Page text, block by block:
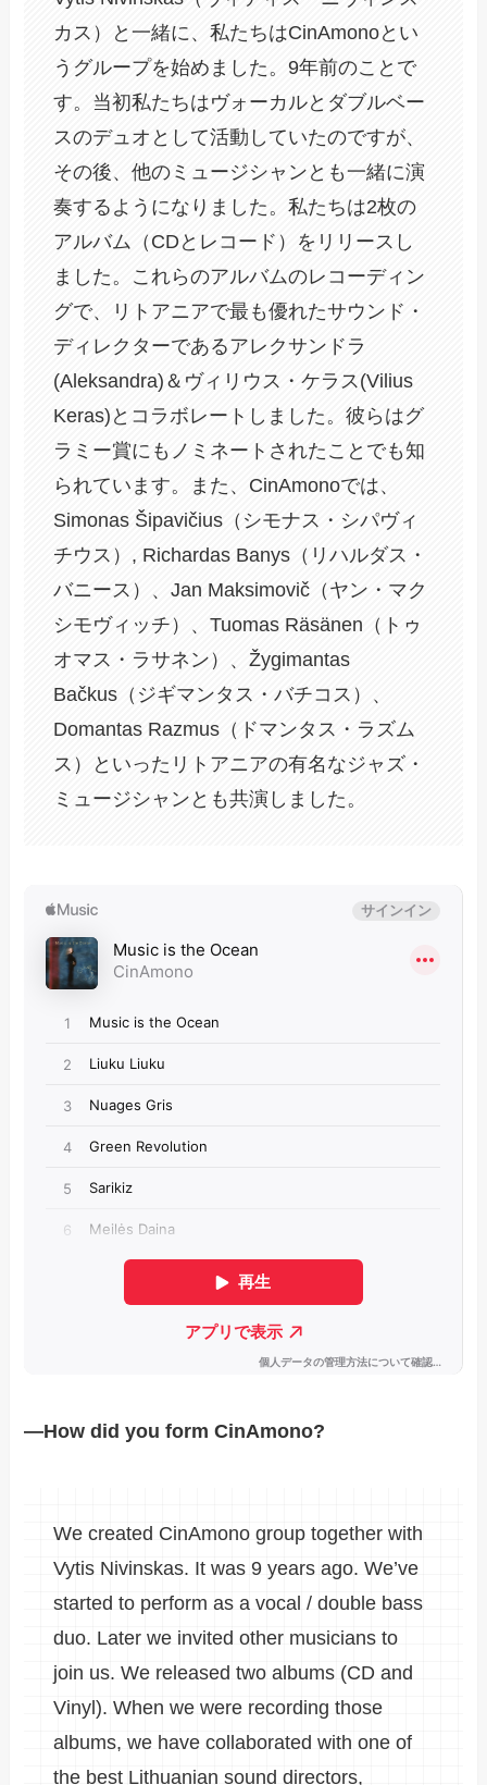
カス）と一緒に、私たちはCinAmonoとい
うグループを始めました。9年前のことで
す。当初私たちはヴォーカルとダブルベー
スのデュオとして活動していたのですが、
その後、他のミュージシャンとも一緒に演
奏するようになりました。私たちは2枚の
アルバム（CDとレコード）をリリースし
ました。これらのアルバムのレコーディン
グで、リトアニアで最も優れたサウンド・
ディレクターであるアレクサンドラ
(Aleksandra)＆ヴィリウス・ケラス(Vilius
Keras)とコラボレートしました。彼らはグ
ラミー賞にもノミネートされたことでも知
られています。また、CinAmonoでは、
Simonas Šipavičius（シモナス・シパヴィ
チウス）, Richardas Banys（リハルダス・
バニース）、Jan Maksimovič（ヤン・マク
シモヴィッチ）、Tuomas Räsänen（トゥ
オマス・ラサネン）、Žygimantas
Bačkus（ジギマンタス・バチコス）、
Domantas Razmus（ドマンタス・ラズム
ス）といったリトアニアの有名なジャズ・
ミュージシャンとも共演しました。
―How did you form CinAmono?
We created CinAmono group together with
Vytis Nivinskas. It was 9 years ago. We’ve
started to perform as a vocal / double bass
duo. Later we invited other musicians to
join us. We released two albums (CD and
Vinyl). When we were recording those
albums, we have collaborated with one of
the best Lithuanian sound directors,